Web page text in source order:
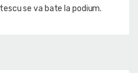
se va bate la podium.